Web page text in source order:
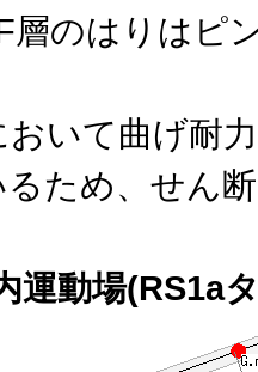
のはりはピ
いて曲げ耐
ため、せん
動場(RS1a